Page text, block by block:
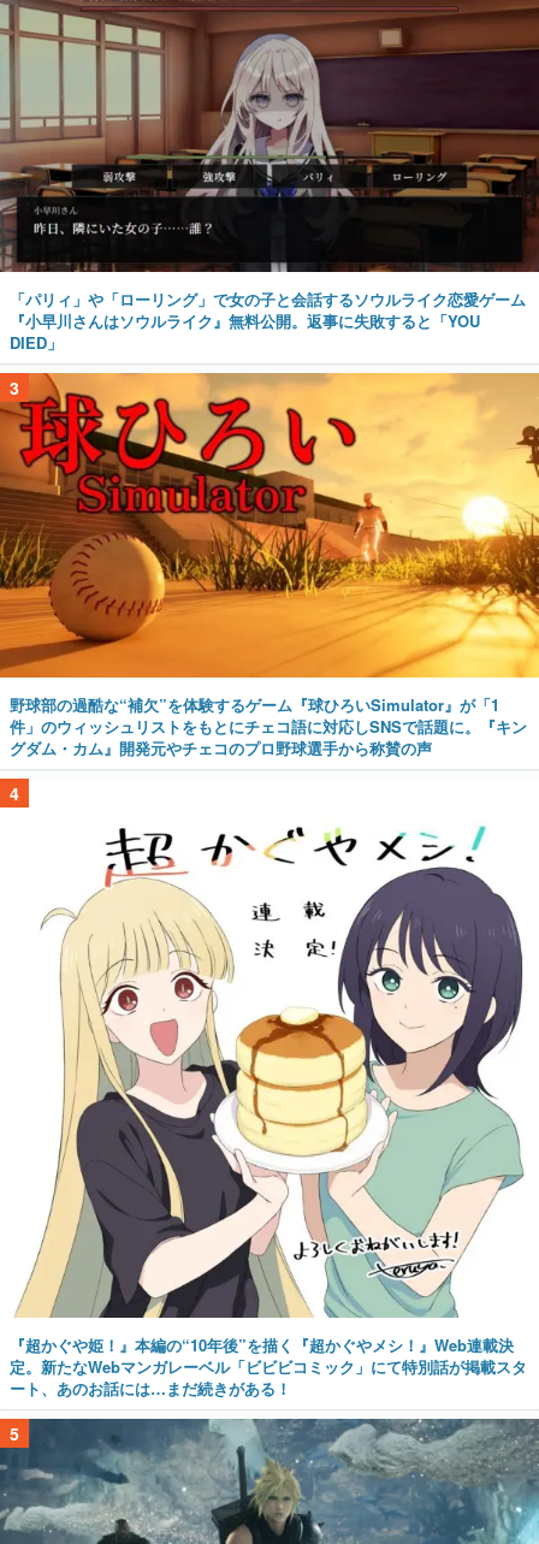
「パリィ」や「ローリング」で女の子と会話するソウルライク恋愛ゲーム
『小早川さんはソウルライク』無料公開。返事に失敗すると「YOU
DIED」
3
野球部の過酷な“補欠”を体験するゲーム『球ひろいSimulator』が「1
件」のウィッシュリストをもとにチェコ語に対応しSNSで話題に。『キン
グダム・カム』開発元やチェコのプロ野球選手から称賛の声
4
『超かぐや姫！』本編の“10年後”を描く『超かぐやメシ！』Web連載決
定。新たなWebマンガレーベル「ビビビコミック」にて特別話が掲載スタ
ート、あのお話には…まだ続きがある！
5